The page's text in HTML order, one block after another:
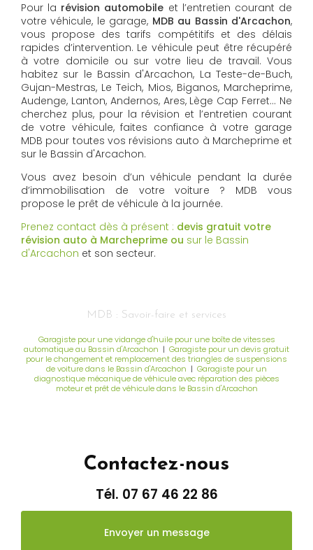
Pour la révision automobile et l’entretien courant de
votre véhicule, le garage, MDB au Bassin d'Arcachon,
vous propose des tarifs compétitifs et des délais
rapides d’intervention. Le véhicule peut être récupéré
à votre domicile ou sur votre lieu de travail. Vous
habitez sur le Bassin d'Arcachon, La Teste-de-Buch,
Gujan-Mestras, Le Teich, Mios, Biganos, Marcheprime,
Audenge, Lanton, Andernos, Ares, Lège Cap Ferret… Ne
cherchez plus, pour la révision et l’entretien courant
de votre véhicule, faites confiance à votre garage
MDB pour toutes vos révisions auto à Marcheprime et
sur le Bassin d'Arcachon.
Vous avez besoin d’un véhicule pendant la durée
d’immobilisation de votre voiture ? MDB vous
propose le prêt de véhicule à la journée.
Prenez contact dès à présent : devis gratuit votre
révision auto à Marcheprime ou sur le Bassin
d'Arcachon et son secteur.
MDB : Savoir-faire et services
Garagiste pour une vidange d'huile pour une boîte de vitesses
automatique au Bassin d'Arcachon | Garagiste pour un devis gratuit
pour le changement et remplacement des triangles de suspensions
de voiture dans le Bassin d'Arcachon | Garagiste pour un
diagnostique mécanique de véhicule avec réparation des pièces
moteur et prêt de véhicule dans le Bassin d'Arcachon
Contactez-nous
Tél. 07 67 46 22 86
Envoyer un message